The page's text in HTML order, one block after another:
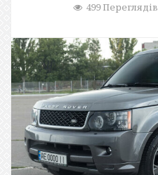
499 Переглядів